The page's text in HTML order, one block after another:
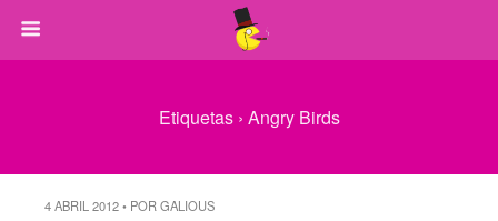
Etiquetas › Angry Birds
4 ABRIL 2012 • POR GALIOUS